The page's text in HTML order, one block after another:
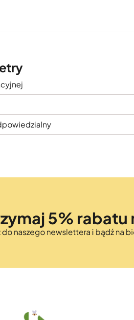
5% rabatu
do naszego newslettera i bądź na